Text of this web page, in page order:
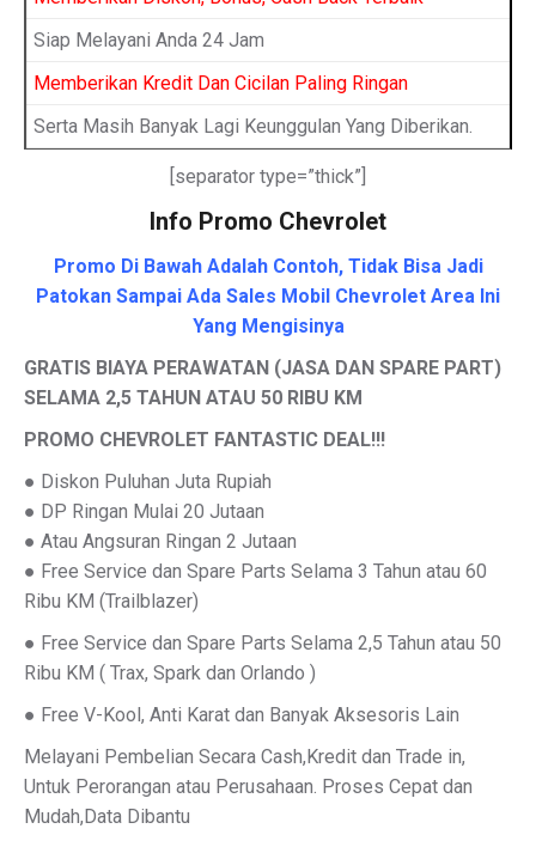
Siap Melayani Anda 24 Jam
Memberikan Kredit Dan Cicilan Paling Ringan
Serta Masih Banyak Lagi Keunggulan Yang Diberikan.
[separator type=”thick”]
Info Promo Chevrolet
Promo Di Bawah Adalah Contoh, Tidak Bisa Jadi
Patokan Sampai Ada Sales Mobil Chevrolet Area Ini
Yang Mengisinya
GRATIS BIAYA PERAWATAN (JASA DAN SPARE PART)
SELAMA 2,5 TAHUN ATAU 50 RIBU KM
PROMO CHEVROLET FANTASTIC DEAL!!!
● Diskon Puluhan Juta Rupiah
● DP Ringan Mulai 20 Jutaan
● Atau Angsuran Ringan 2 Jutaan
● Free Service dan Spare Parts Selama 3 Tahun atau 60
Ribu KM (Trailblazer)
● Free Service dan Spare Parts Selama 2,5 Tahun atau 50
Ribu KM ( Trax, Spark dan Orlando )
● Free V-Kool, Anti Karat dan Banyak Aksesoris Lain
Melayani Pembelian Secara Cash,Kredit dan Trade in,
Untuk Perorangan atau Perusahaan. Proses Cepat dan
Mudah,Data Dibantu